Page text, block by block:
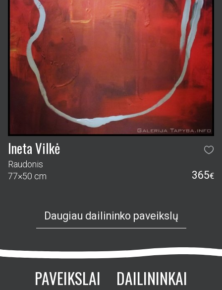
Ineta Vilkė
Raudonis
77×50 cm
365€
Daugiau dailininko paveikslų
PAVEIKSLAI
DAILININKAI